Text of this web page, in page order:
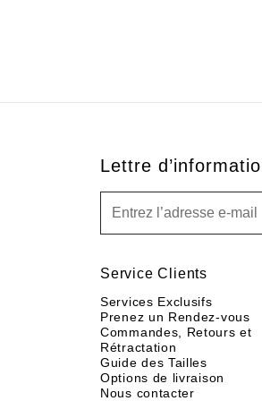
Lettre
Service Clients
Services Exclusifs
Prenez un Rendez-vous
Commandes, Retours et
Rétractation
Guide des Tailles
Options de livraison
Nous contacter